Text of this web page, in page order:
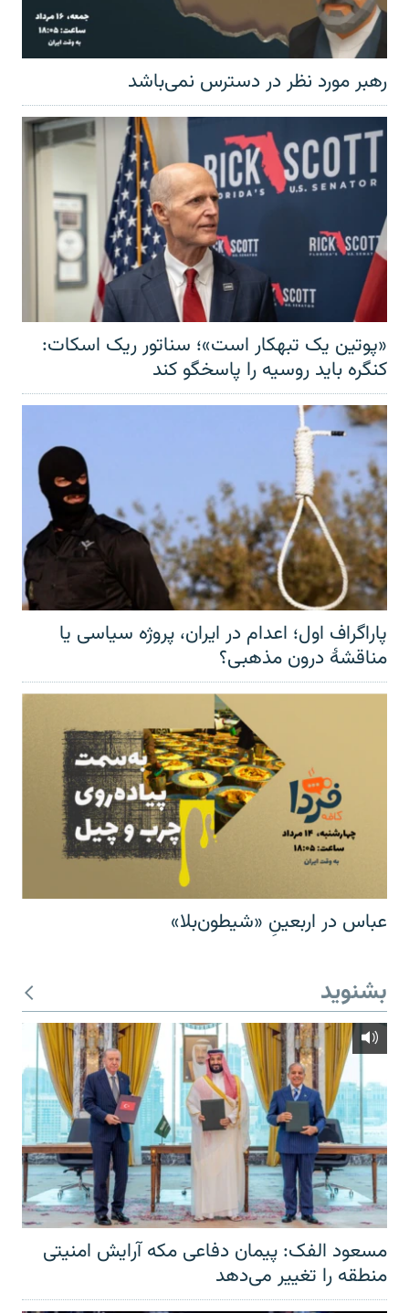
رهبر مورد نظر در دسترس نمی‌باشد
«پوتین یک تبهکار است»؛ سناتور ریک اسکات:
کنگره باید روسیه را پاسخگو کند
پاراگراف اول؛ اعدام در ایران، پروژه سیاسی یا
مناقشهٔ درون مذهبی؟
عباس در اربعینِ «شیطون‌بلا»
بشنوید
مسعود الفک: پیمان دفاعی مکه آرایش امنیتی
منطقه را تغییر می‌دهد